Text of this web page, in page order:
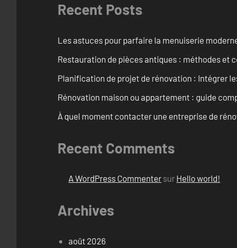
Recent Posts
Les astuces pour parfaire la menuiserie
Restauration de pièces antiques : méthodes et
Planification de projet de rénovation : Intégrer
Rénovation maison ou appartement : guide
À quel moment contacter une entreprise de
Recent Comments
A WordPress Commenter sur Hello world!
Archives
août 2026